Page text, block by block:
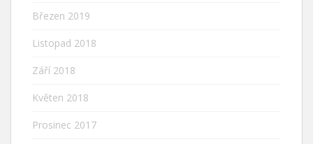
Březen 2019
Listopad 2018
Září 2018
Květen 2018
Prosinec 2017